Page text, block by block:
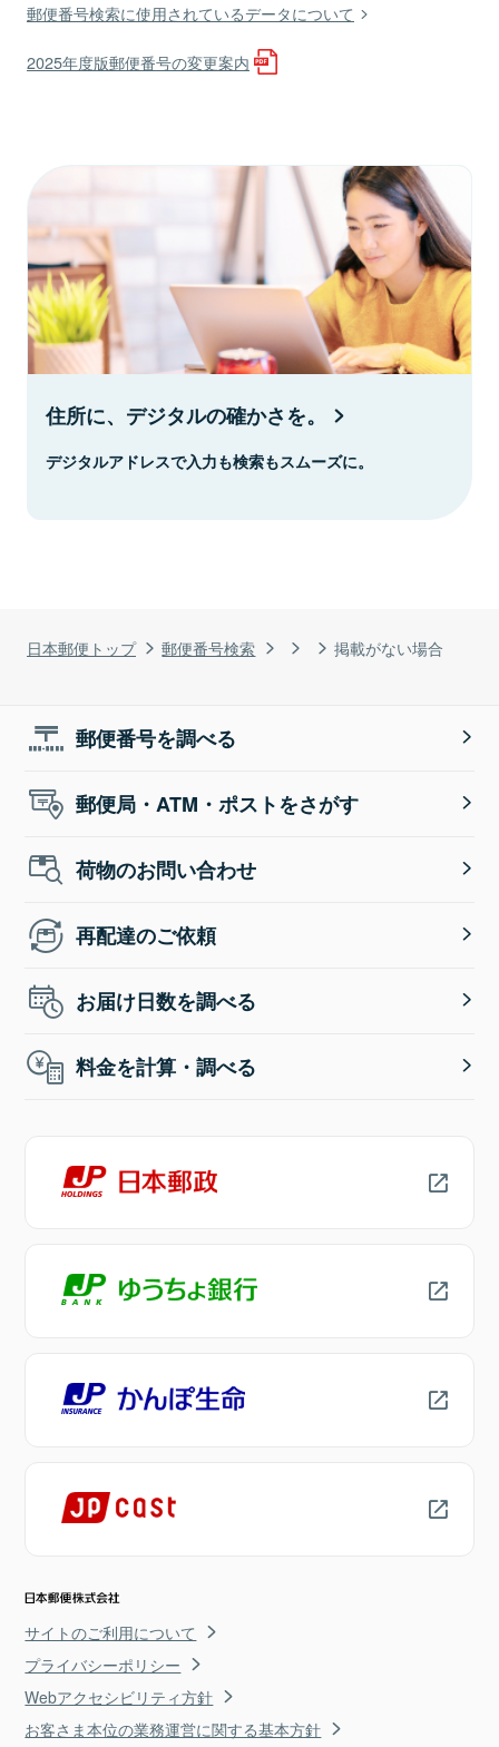
日本郵便トップ 郵便番号検索 掲載がない場合
郵便番号検索に使用されているデータについて
2025年度版郵便番号の変更案内
住所に、デジタルの確かさを。
デジタルアドレスで入力も検索もスムーズに。
郵便番号を調べる
郵便局・ATM・ポストをさがす
荷物のお問い合わせ
再配達のご依頼
お届け日数を調べる
料金を計算・調べる
サイトのご利用について
プライバシーポリシー
Webアクセシビリティ方針
お客さま本位の業務運営に関する基本方針